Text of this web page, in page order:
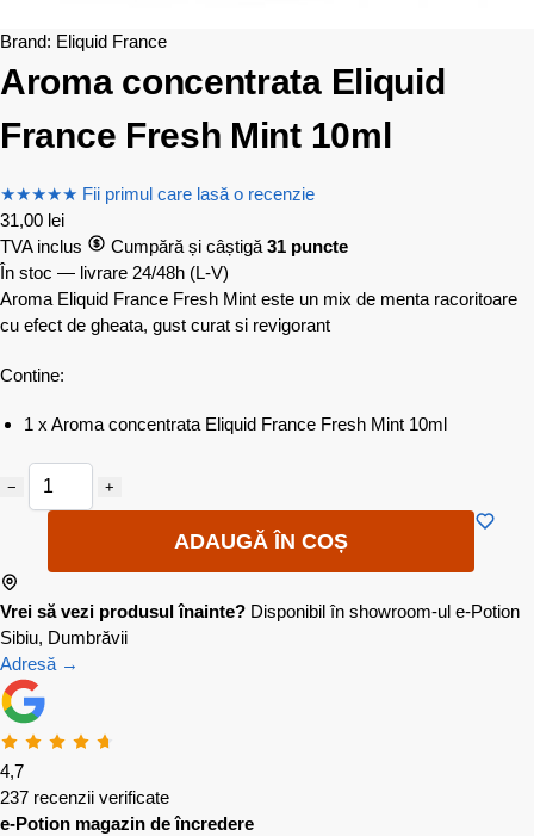
Brand: Eliquid France
Aroma concentrata Eliquid
France Fresh Mint 10ml
★★★★★ Fii primul care lasă o recenzie
31,00 lei
TVA inclus
Cumpără și câștigă 31 puncte
În stoc — livrare 24/48h (L-V)
Aroma Eliquid France Fresh Mint este un mix de menta racoritoare
cu efect de gheata, gust curat si revigorant
Contine:
1 x Aroma concentrata Eliquid France Fresh Mint 10ml
− +
ADAUGĂ ÎN COȘ
Vrei să vezi produsul înainte? Disponibil în showroom-ul e-Potion
Sibiu, Dumbrăvii
Adresă →
4,7
237 recenzii verificate
e-Potion magazin de încredere